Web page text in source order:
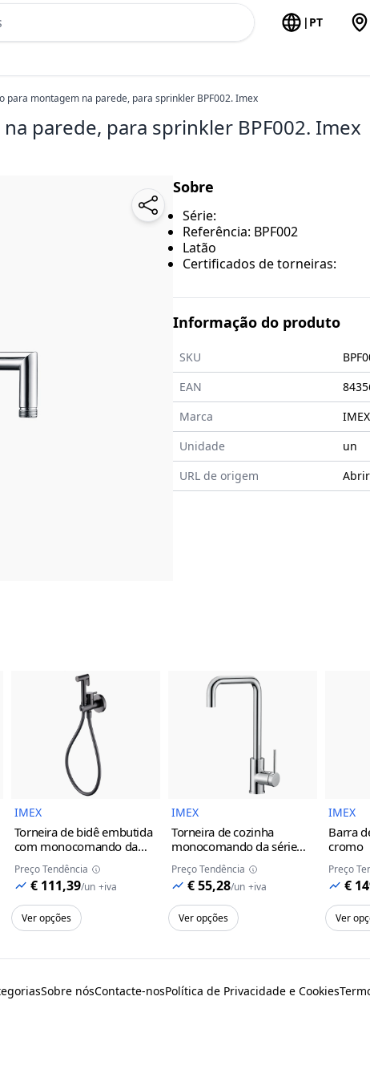
header
| PT
para montagem na parede, para sprinkler BPF002. Imex
parede, para sprinkler BPF002. Imex
Sobre
Série:
Referência: BPF002
Latão
Certificados de torneiras:
Informação do produto
SKU
EAN
Marca
IMEX
Unidade
un
URL de origem
Imagem do Produto
IMEX
Torneira de bidê embutida
com monocomando da
série Munich Imex
gun metal
Preço Tendência
€ 111,39/un +iva
Ver opções
Imagem do Produto
IMEX
Torneira de cozinha
monocomando da série
Loira Imex
cinza/champanhe
Preço Tendência
€ 55,28/un +iva
Ver opções
IMEX
Barra
cromo
Preço
€
Ver
Sobre nósContacte-nosPolítica de Privacidade e Cookies